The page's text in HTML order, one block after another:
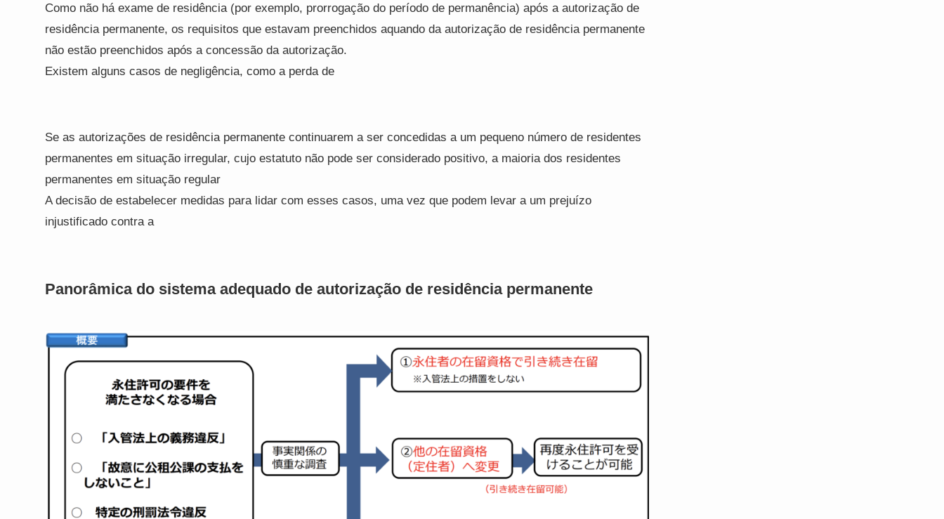
Como não há exame de residência (por exemplo, prorrogação do período de permanência) após a autorização de
residência permanente, os requisitos que estavam preenchidos aquando da autorização de residência permanente
não estão preenchidos após a concessão da autorização.
Existem alguns casos de negligência, como a perda de
Se as autorizações de residência permanente continuarem a ser concedidas a um pequeno número de residentes
permanentes em situação irregular, cujo estatuto não pode ser considerado positivo, a maioria dos residentes
permanentes em situação regular
A decisão de estabelecer medidas para lidar com esses casos, uma vez que podem levar a um prejuízo
injustificado contra a
Panorâmica do sistema adequado de autorização de residência permanente